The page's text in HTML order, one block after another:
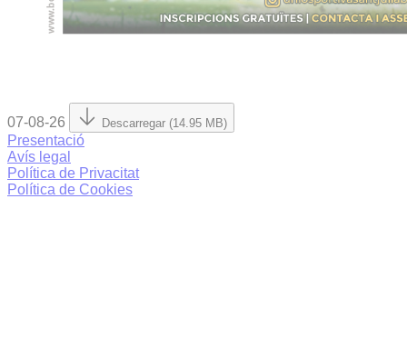
07-08-26 Descarregar (14.95 MB)
Presentació
Avís legal
Política de Privacitat
Política de Cookies